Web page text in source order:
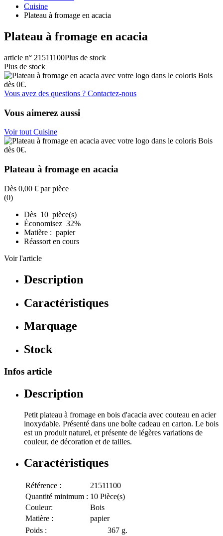
Cuisine
Plateau à fromage en acacia
Plateau à fromage en acacia
article n° 21511100Plus de stock
Plus de stock
Vous avez des questions ? Contactez-nous
Vous aimerez aussi
Voir tout Cuisine
Plateau à fromage en acacia
Dès 0,00 € par pièce
(0)
Dès 10 pièce(s)
Économisez 32%
Matière : papier
Réassort en cours
Voir l'article
Description
Caractéristiques
Marquage
Stock
Infos article
Description
Petit plateau à fromage en bois d'acacia avec couteau en acier
inoxydable. Présenté dans une boîte cadeau en carton. Le bois
est un produit naturel, et présente de légères variations de
couleur, de décoration et de tailles.
Caractéristiques
Référence :
21511100
Quantité minimum : 10 Pièce(s)
Couleur:
Bois
Matière :
papier
Poids :
367 g.